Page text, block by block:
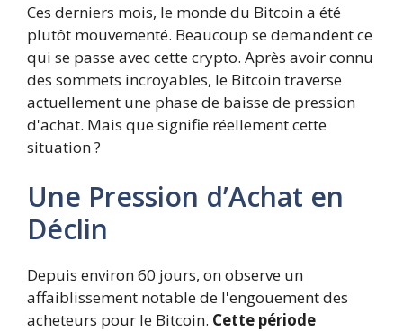
Ces derniers mois, le monde du Bitcoin a été
plutôt mouvementé. Beaucoup se demandent ce
qui se passe avec cette crypto. Après avoir connu
des sommets incroyables, le Bitcoin traverse
actuellement une phase de baisse de pression
d'achat. Mais que signifie réellement cette
situation ?
Une Pression d’Achat en
Déclin
Depuis environ 60 jours, on observe un
affaiblissement notable de l'engouement des
acheteurs pour le Bitcoin. Cette période